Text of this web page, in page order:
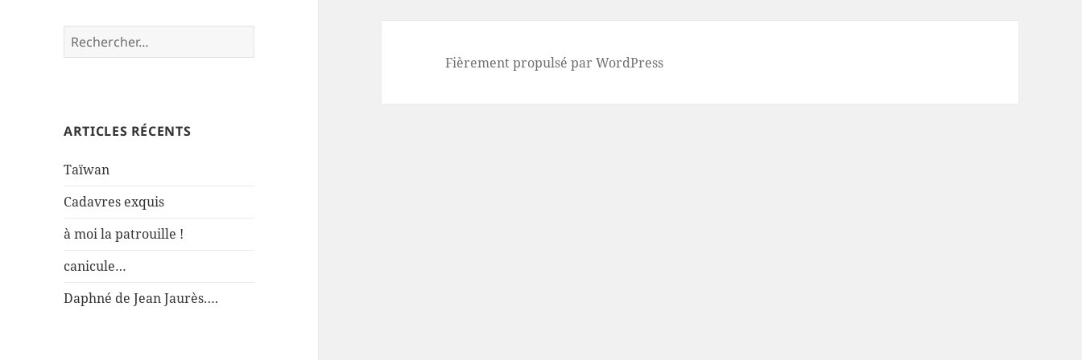
Rechercher :
ARTICLES RÉCENTS
Taïwan
Cadavres exquis
à moi la patrouille !
canicule…
Daphné de Jean Jaurès….
Fièrement propulsé par WordPress